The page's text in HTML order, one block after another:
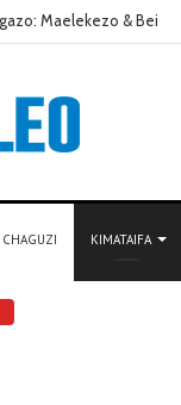
Maelekezo & Bei
CHAGUZI KIMATAIFA